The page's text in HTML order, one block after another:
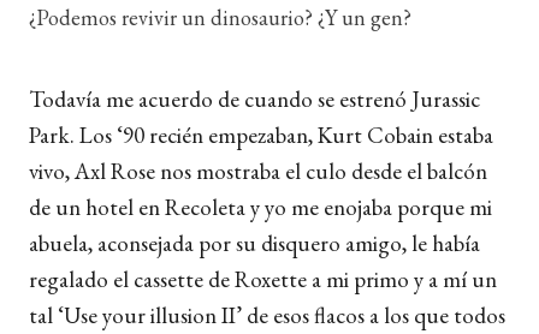
¿Podemos revivir un dinosaurio? ¿Y un gen?
Todavía me acuerdo de cuando se estrenó Jurassic
Park. Los ‘90 recién empezaban, Kurt Cobain estaba
vivo, Axl Rose nos mostraba el culo desde el balcón
de un hotel en Recoleta y yo me enojaba porque mi
abuela, aconsejada por su disquero amigo, le había
regalado el cassette de Roxette a mi primo y a mí un
tal ‘Use your illusion II’ de esos flacos a los que todos